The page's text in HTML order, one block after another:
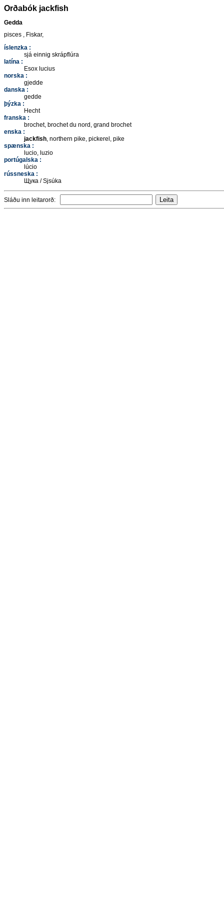
Orðabók jackfish
Gedda
pisces , Fiskar,
íslenzka :
sjá einnig skrápflúra
latína :
Esox lucius
norska :
gjedde
danska :
gedde
þýzka :
Hecht
franska :
brochet, brochet du nord, grand brochet
enska :
jackfish, northern pike, pickerel, pike
spænska :
lucio, luzio
portúgalska :
lúcio
rússneska :
Щука / Sjsúka
Sláðu inn leitarorð: